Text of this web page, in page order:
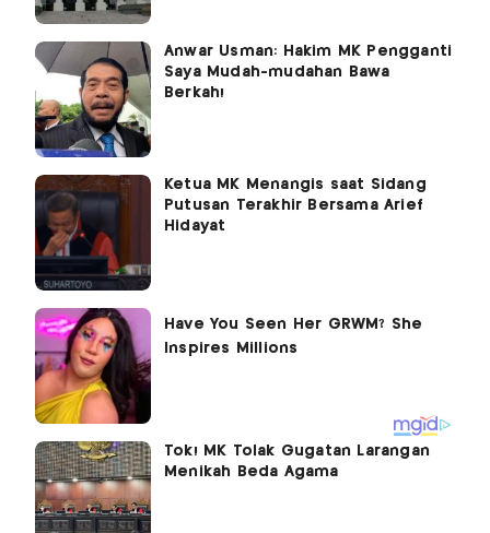
Anwar Usman: Hakim MK Pengganti
Saya Mudah-mudahan Bawa
Berkah!
Ketua MK Menangis saat Sidang
Putusan Terakhir Bersama Arief
Hidayat
Tok! MK Tolak Gugatan Larangan
Menikah Beda Agama